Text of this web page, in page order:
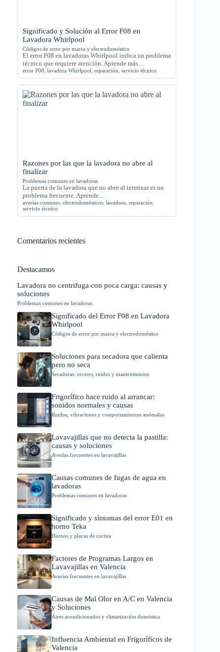
Significado y Solución al Error F08 en
Lavadora Whirlpool
Códigos de error por marca y electrodoméstico
El error F08 en lavadoras Whirlpool indica un problema
técnico que requiere atención. Aprende más…
error F08 lavadora Whirlpool reparación servicio técnico
Razones por las que la lavadora no abre al
finalizar
Problemas comunes en lavadoras
La puerta de la lavadora que no abre al terminar es un
problema frecuente. Aprende…
averías comunes electrodomésticos lavadora reparación
servicio técnico
Comentarios recientes
Destacamos
Lavadora no centrifuga con poca carga: causas y
soluciones
Problemas comunes en lavadoras
Significado del Error F08 en Lavadora
Whirlpool
Códigos de error por marca y electrodoméstico
Soluciones para secadora que calienta
pero no seca
Secadoras: errores, ruidos y mantenimiento
Frigorífico hace ruido al arrancar:
sonidos normales y causas
Ruidos, vibraciones y comportamientos anómalos
Lavavajillas que no detecta la pastilla:
causas y soluciones
Averías frecuentes en lavavajillas
Causas comunes de fugas de agua en
lavadoras
Problemas comunes en lavadoras
Significado y síntomas del error E01 en
horno Teka
Hornos y placas de cocina
Factores de Programas Largos en
Lavavajillas en Valencia
Averías frecuentes en lavavajillas
Causas de Mal Olor en A/C en Valencia
y Soluciones
Aires acondicionados y climatización doméstica
Influencia Ambiental en Frigoríficos de
Valencia